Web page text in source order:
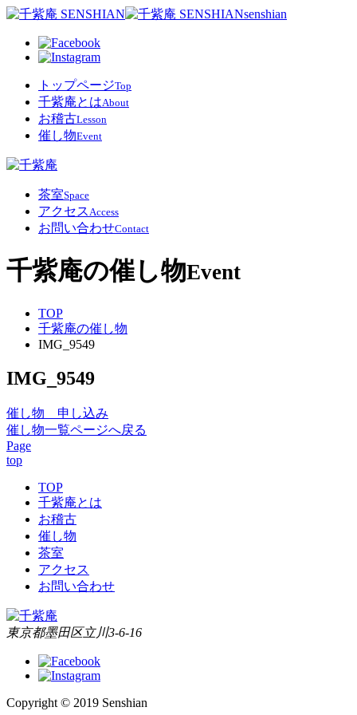
senshian
トップページTop
千紫庵とはAbout
お稽古Lesson
催し物Event
茶室Space
アクセスAccess
お問い合わせContact
千紫庵の催し物Event
TOP
千紫庵の催し物
IMG_9549
IMG_9549
催し物 申し込み
催し物一覧ページへ戻る
Page
top
TOP
千紫庵とは
お稽古
催し物
茶室
アクセス
お問い合わせ
東京都墨田区立川3-6-16
Copyright © 2019 Senshian